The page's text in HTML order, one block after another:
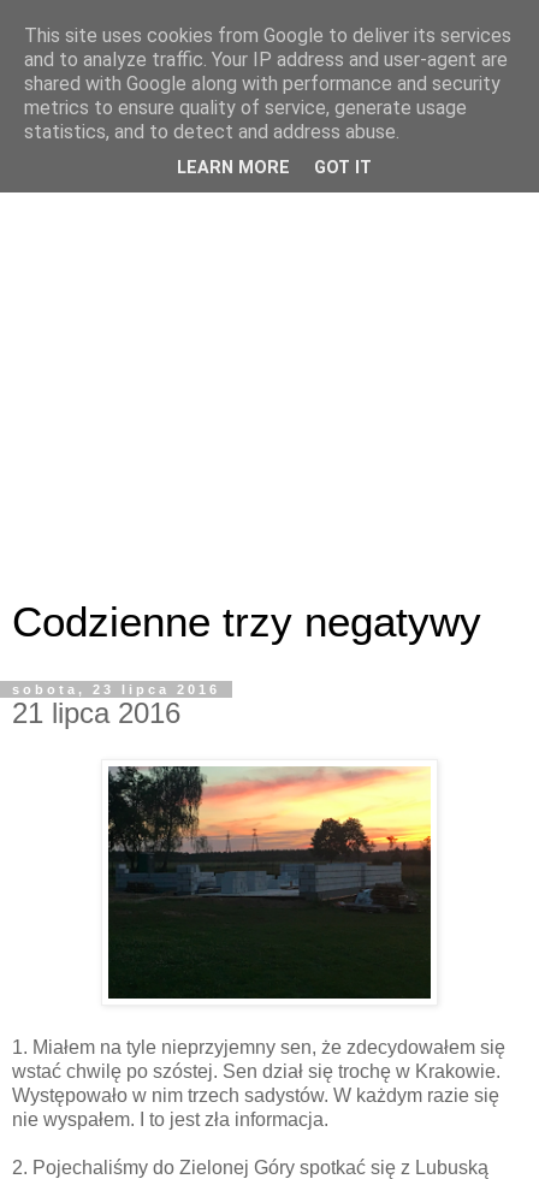
Codzienne trzy negatywy
sobota, 23 lipca 2016
21 lipca 2016
1. Miałem na tyle nieprzyjemny sen, że zdecydowałem się
wstać chwilę po szóstej. Sen dział się trochę w Krakowie.
Występowało w nim trzech sadystów. W każdym razie się
nie wyspałem. I to jest zła informacja.
2. Pojechaliśmy do Zielonej Góry spotkać się z Lubuską
This site uses cookies from Google to deliver its services
and to analyze traffic. Your IP address and user-agent are
shared with Google along with performance and security
metrics to ensure quality of service, generate usage
statistics, and to detect and address abuse.
LEARN MORE GOT IT